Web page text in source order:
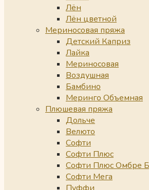
Лён
Лён цветной
Мериносовая пряжа
Детский Каприз
Лайка
Мериносовая
Воздушная
Бамбино
Меринго Объемная
Плюшевая пряжа
Дольче
Велюто
Софти
Софти Плюс
Софти Плюс Омбре
Софти Мега